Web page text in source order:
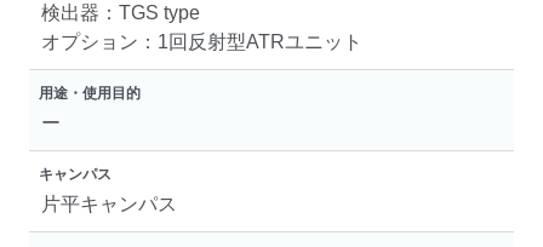
検出器：TGS type
オプション：1回反射型ATRユニット
用途・使用目的
ー
キャンパス
片平キャンパス